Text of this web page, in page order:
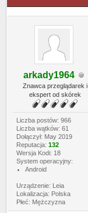
arkady1964
Znawca przeglądarek i
ekspert od skórek
Liczba postów: 966
Liczba wątków: 61
Dołączył: May 2019
Reputacja: 132
Wersja Kodi: 18
System operacyjny:
Android
Urządzenie: Leia
Lokalizacja: Polska
Płeć: Mężczyzna